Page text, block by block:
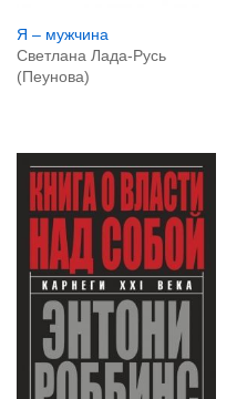
Я – мужчина
Светлана Лада-Русь
(Пеунова)